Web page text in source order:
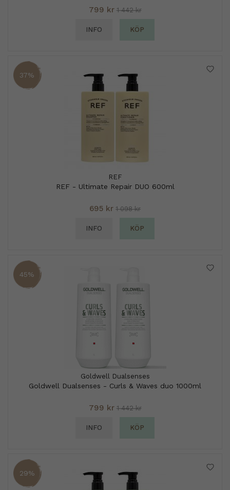
799 kr 1 442 kr
INFO KÖP
37%
REF
REF - Ultimate Repair DUO 600ml
695 kr 1 098 kr
INFO KÖP
45%
Goldwell Dualsenses
Goldwell Dualsenses - Curls & Waves duo 1000ml
799 kr 1 442 kr
INFO KÖP
29%